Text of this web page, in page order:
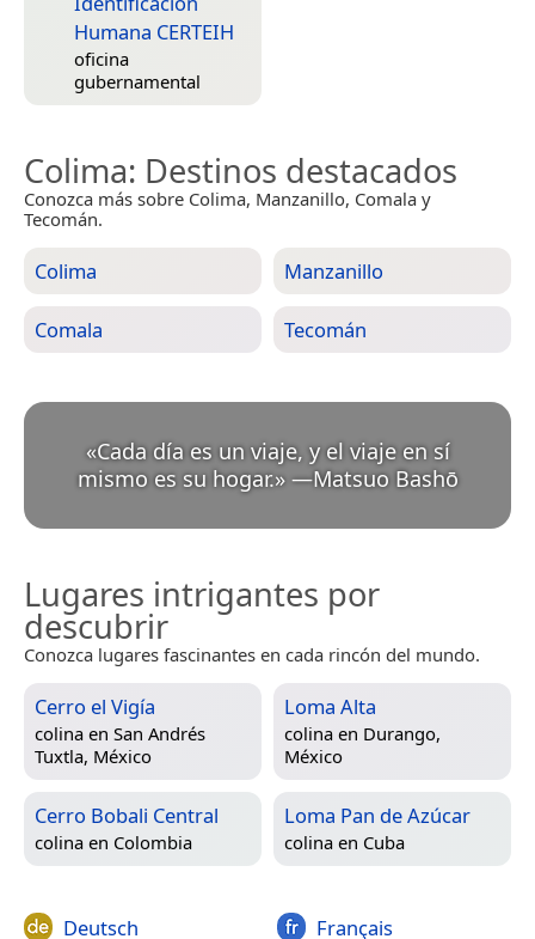
Humana CERTEIH
oficina
gubernamental
Colima: Destinos destacados
Conozca más sobre Colima, Manzanillo, Comala y
Tecomán.
Colima Manzanillo
Comala Tecomán
«Cada día es un viaje, y el viaje en sí
mismo es su hogar.» —Matsuo Bashō
Lugares intrigantes por
descubrir
Conozca lugares fascinantes en cada rincón del mundo.
Cerro el Vigía
colina en San Andrés
Tuxtla, México
Loma Alta
colina en Durango,
México
Cerro Bobali Central
colina en Colombia
Loma Pan de Azúcar
colina en Cuba
Deutsch Français